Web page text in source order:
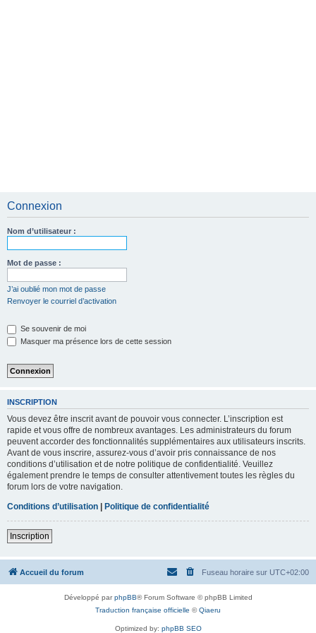
Connexion
Nom d’utilisateur :
Mot de passe :
J’ai oublié mon mot de passe
Renvoyer le courriel d’activation
Se souvenir de moi
Masquer ma présence lors de cette session
INSCRIPTION
Vous devez être inscrit avant de pouvoir vous connecter. L’inscription est
rapide et vous offre de nombreux avantages. Les administrateurs du forum
peuvent accorder des fonctionnalités supplémentaires aux utilisateurs inscrits.
Avant de vous inscrire, assurez-vous d’avoir pris connaissance de nos
conditions d’utilisation et de notre politique de confidentialité. Veuillez
également prendre le temps de consulter attentivement toutes les règles du
forum lors de votre navigation.
Conditions d’utilisation | Politique de confidentialité
Inscription
Accueil du forum Fuseau horaire sur UTC+02:00
Développé parphpBB® Forum Software © phpBB Limited
Traduction française officielle ©Qiaeru
Optimized by: phpBB SEO